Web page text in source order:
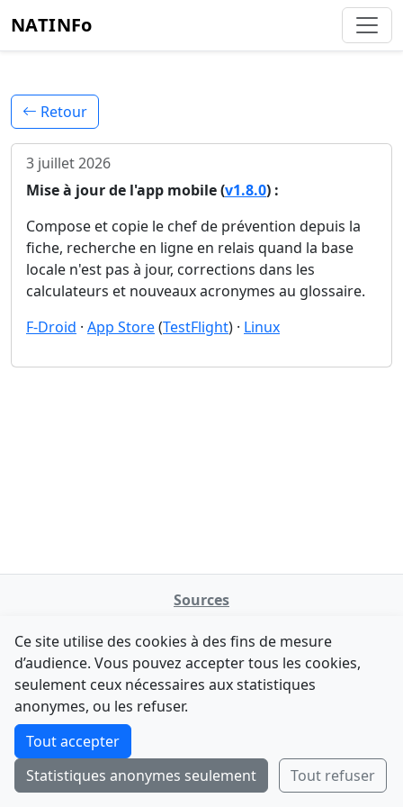
NATINFo
Retour
3 juillet 2026
Mise à jour de l'app mobile (v1.8.0) :
Compose et copie le chef de prévention depuis la
fiche, recherche en ligne en relais quand la base
locale n'est pas à jour, corrections dans les
calculateurs et nouveaux acronymes au glossaire.
F-Droid · App Store(TestFlight) · Linux
Sources
data.gouv.fr
Legifrance - API
Contact
F-Droid·App Store
Tchap
© 2026retiolus— NATINFo
Code source sous licence GPL v3+
Comment avez-vous découvert NATINFo ?
Une courte réponse suffit (500 caractères max).
Envoyer Ignorer
Ce site utilise des cookies à des fins de mesure
d’audience. Vous pouvez accepter tous les cookies,
seulement ceux nécessaires aux statistiques
anonymes, ou les refuser.
Tout accepter
Statistiques anonymes seulement
Tout refuser